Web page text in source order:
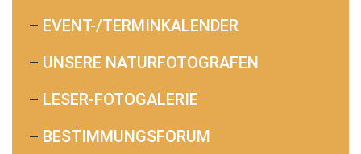
– EVENT-/TERMINKALENDER
– UNSERE NATURFOTOGRAFEN
– LESER-FOTOGALERIE
– BESTIMMUNGSFORUM